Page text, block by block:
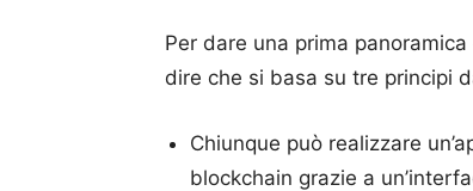
Per dare una prima
dire che si basa su tre principi
Chiunque può realizzare
blockchain grazie a